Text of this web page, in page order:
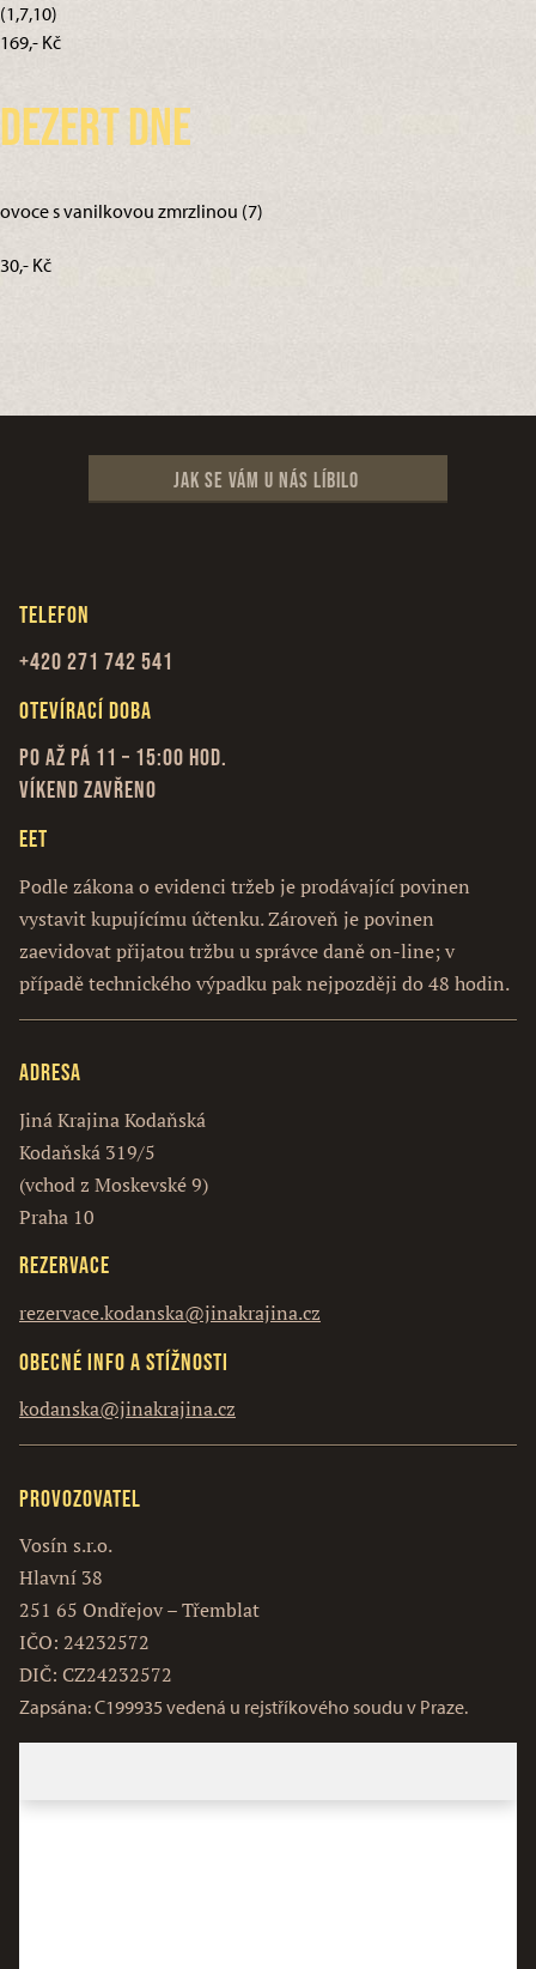
(1,7,10)
169,- Kč
Dezert dne
ovoce s vanilkovou zmrzlinou (7)
30,- Kč
Jak se vám u nás líbilo
Telefon
+420 271 742 541
Otevírací doba
Po až Pá 11 – 15:00 hod.
Víkend zavřeno
EET
Podle zákona o evidenci tržeb je prodávající povinen
vystavit kupujícímu účtenku. Zároveň je povinen
zaevidovat přijatou tržbu u správce daně on-line; v
případě technického výpadku pak nejpozději do 48 hodin.
Adresa
Jiná Krajina Kodaňská
Kodaňská 319/5
(vchod z Moskevské 9)
Praha 10
Rezervace
rezervace.kodanska@jinakrajina.cz
Obecné info a stížnosti
kodanska@jinakrajina.cz
Provozovatel
Vosín s.r.o.
Hlavní 38
251 65 Ondřejov – Třemblat
IČO: 24232572
DIČ: CZ24232572
Zapsána: C199935 vedená u rejstříkového soudu v Praze.